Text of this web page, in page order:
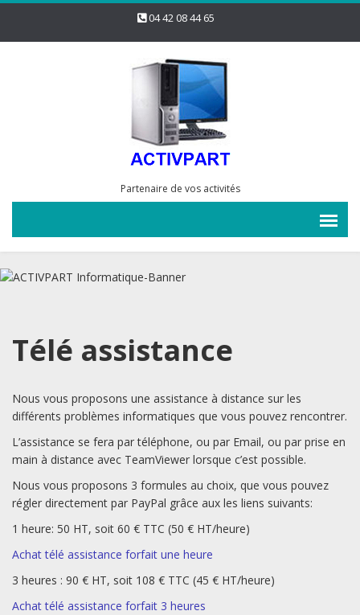
04 42 08 44 65
Partenaire de vos activités
Télé assistance
Nous vous proposons une assistance à distance sur les
différents problèmes informatiques que vous pouvez rencontrer.
L’assistance se fera par téléphone, ou par Email, ou par prise en
main à distance avec TeamViewer lorsque c’est possible.
Nous vous proposons 3 formules au choix, que vous pouvez
régler directement par PayPal grâce aux les liens suivants:
1 heure: 50 HT, soit 60 € TTC (50 € HT/heure)
Achat télé assistance forfait une heure
3 heures : 90 € HT, soit 108 € TTC (45 € HT/heure)
Achat télé assistance forfait 3 heures